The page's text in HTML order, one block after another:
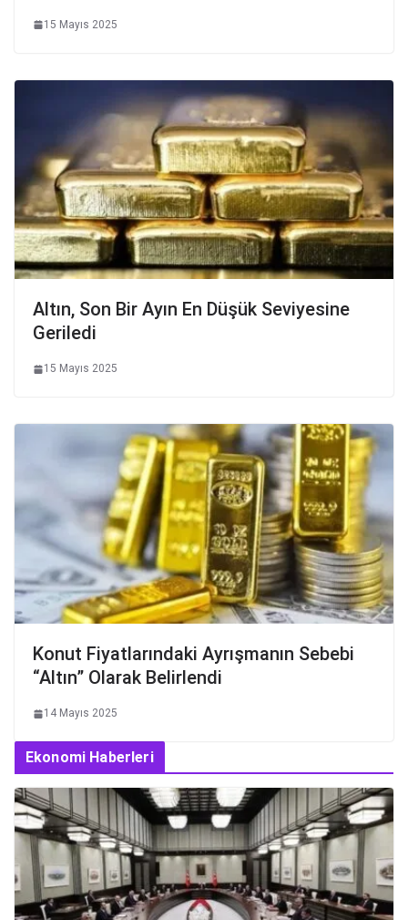
15 Mayıs 2025
Altın, Son Bir Ayın En Düşük Seviyesine
Geriledi
15 Mayıs 2025
Konut Fiyatlarındaki Ayrışmanın Sebebi
“Altın” Olarak Belirlendi
14 Mayıs 2025
Ekonomi Haberleri